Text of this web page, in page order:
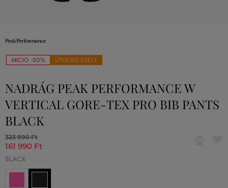
AKCIÓ -50% UTOLSÓ ESÉLY
NADRÁG PEAK PERFORMANCE W
VERTICAL GORE-TEX PRO BIB PANTS
BLACK
323 990 Ft
161 990 Ft
BLACK